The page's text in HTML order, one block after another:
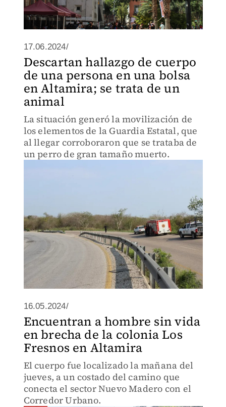
17.06.2024/
Descartan hallazgo de cuerpo
de una persona en una bolsa
en Altamira; se trata de un
animal
La situación generó la movilización de
los elementos de la Guardia Estatal, que
al llegar corroboraron que se trataba de
un perro de gran tamaño muerto.
16.05.2024/
Encuentran a hombre sin vida
en brecha de la colonia Los
Fresnos en Altamira
El cuerpo fue localizado la mañana del
jueves, a un costado del camino que
conecta el sector Nuevo Madero con el
Corredor Urbano.